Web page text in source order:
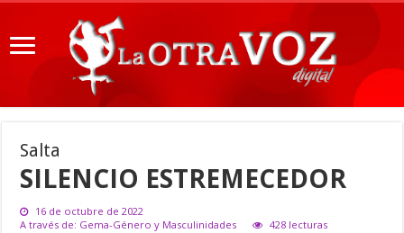
Salta
SILENCIO ESTREMECEDOR
16 de octubre de 2022
A través de: Gema-Género y Masculinidades
428 lecturas